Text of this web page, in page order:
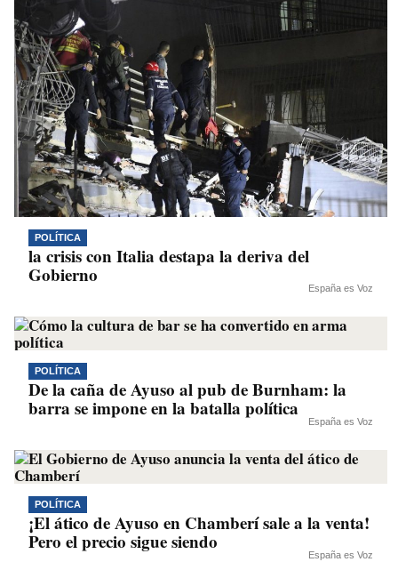
POLÍTICA
la crisis con Italia destapa la deriva del
Gobierno
España es Voz
POLÍTICA
De la caña de Ayuso al pub de Burnham: la
barra se impone en la batalla política
España es Voz
POLÍTICA
¡El ático de Ayuso en Chamberí sale a la venta!
Pero el precio sigue siendo
España es Voz